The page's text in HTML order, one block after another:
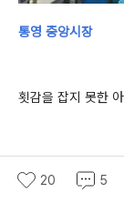
통영 중앙시장
횟감을 잡지 못한
20 5